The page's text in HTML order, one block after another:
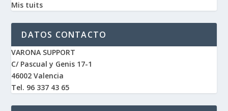
Mis tuits
DATOS CONTACTO
VARONA SUPPORT
C/ Pascual y Genis 17-1
46002 Valencia
Tel. 96 337 43 65